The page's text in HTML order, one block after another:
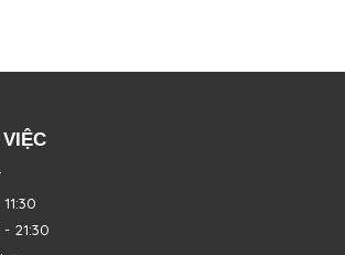
- 21:30